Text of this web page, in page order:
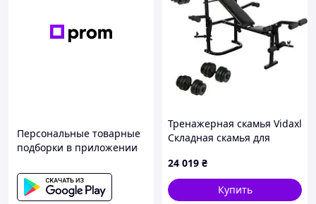
Персональные товарные
подборки в приложении
Тренажерная скамья Vidaxl
Складная скамья для
Штанга (код: 12345)
24 019 ₴
Купить